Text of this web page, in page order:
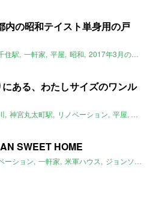
内の昭和テイスト単身用の戸
住駅 一軒家 平屋 昭和 2017年3月のおすすめ
ある、わたしサイズのワンル
神宮丸太町駅 リノベーション 平屋 大文
SWEET HOME
ーション 一軒家 米軍ハウス ジョンソンタウン